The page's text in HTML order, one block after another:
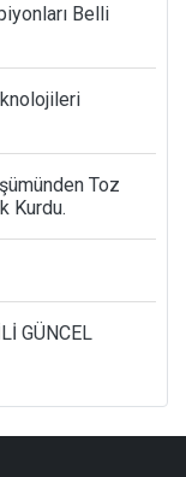
Belli
Toz
Kurdu.
GÜNCEL